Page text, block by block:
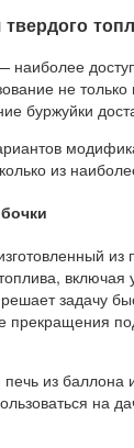
наиболее
не
буржуйки
из
из
включая
задачу
прекращения
из баллона
на